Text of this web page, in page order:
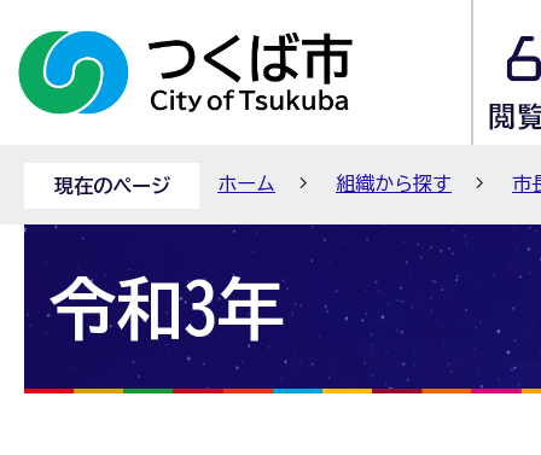
現在のページ ホーム 組織から探す 市
令和3年